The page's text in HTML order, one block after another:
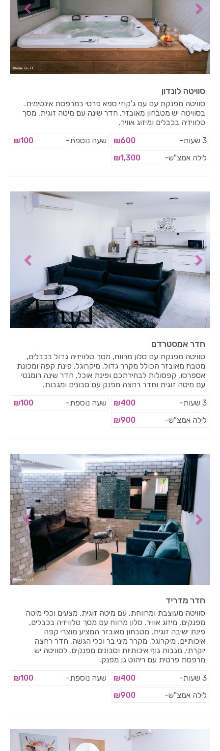
סוויטה לונדון
סוויטה מפנקת עם עם ג'קוזי ספא פרטי במרפסת אינטימית.
בסוויטה יש מטבחון מאובזר, חדר שינה עם מיטה זוגית, מסך
טלוויזיה בכבלים ומיזוג אוויר.
3 שעות-
₪600 שעה נוספת-
₪100
לילה אמצ"ש-
₪1,300
חדר אמסטרדם
סוויטה מפנקת עם סלון מרווח, מסך טלוויזיה גדול בכבלים,
מטבח מאובזר הכולל מקרר גדול, מיקרוגל, פינת קפה ומכונת
אספרסו, קפסולות לבחירתכם ופינת אוכל, חדר שינה רומנטי
עם מיטה זוגית וחדר רחצה מפנק עם סבונים ומגבות.
3 שעות-
₪400 שעה נוספת-
₪100
לילה אמצ"ש-
₪900
חדר מדריד
סוויטה מעוצבת ומרווחת, עם מיטה זוגית, מצעים וכלי מיטה
מפנקים, מיזוג אוויר, סלון מרווח עם מסך טלוויזיה בכבלים,
פינת ישיבה זוגית, מטבחון מאובזר המציע מוצרי קפה
איכותיים, מיקרוגל, מקרר מיני בר וכלי הגשה. חדר רחצה
יוקרתי, מגבות גוף איכותיות וסבונים מפנקים. לסוויטה יש
מרפסת פרטית עם ריהוט גן מפנק.
3 שעות-
₪400 שעה נוספת-
₪100
לילה אמצ"ש-
₪900